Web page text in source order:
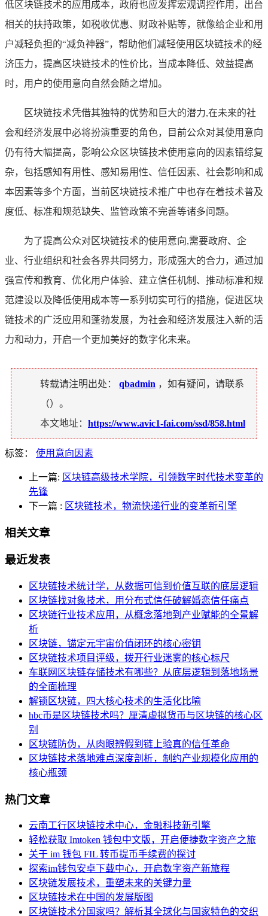
低区块链技术的应用成本，政府也应发挥宏观调控作用，出台
相关的扶持政策，如税收优惠、财政补贴等，就像给企业和用
户减轻负担的“减负神器”，帮助他们减轻使用区块链技术的经
济压力，提高区块链技术的性价比，当成本降低、效益提高
时，用户的使用意向自然会随之增加。
区块链技术凭借其独特的优势和巨大的潜力,在未来的社
会和经济发展中必将扮演重要的角色，目前公众对其使用意向
仍有待大幅提高，影响公众区块链技术使用意向的因素错综复
杂，包括感知有用性、感知易用性、信任因素、社会影响和成
本因素等多个方面，当前区块链技术推广中也存在着技术普及
度低、标准和规范缺失、监管政策不完善等诸多问题。
为了提高公众对区块链技术的使用意向,需要政府、企
业、行业组织和社会各界共同努力，形成强大的合力，通过加
强宣传和教育、优化用户体验、建立信任机制、推动标准和规
范建设以及降低使用成本等一系列切实可行的措施，促进区块
链技术的广泛应用和蓬勃发展，为社会和经济发展注入新的活
力和动力，开启一个更加美好的数字化未来。
转载请注明出处： qbadmin ，如有疑问，请联系
（）。
本文地址： https://www.avic1-fai.com/ssd/858.html
标签： 使用意向因素
上一篇: 区块链高级技术学院，引领数字时代技术变革的
先锋
下一篇 : 区块链技术，物流快递行业的变革新引擎
相关文章
最近发表
区块链技术统计学，从数据可信到价值互联的底层逻辑
区块链找对象技术，用分布式信任破解婚恋信任痛点
区块链行业技术应用，从概念落地到产业赋能的全景解
析
区块链，锚定元宇宙价值闭环的核心密钥
区块链技术项目评级，拨开行业迷雾的核心标尺
车联网区块链存储技术有哪些？从底层逻辑到落地场景
的全面梳理
解锁区块链，四大核心技术的生活化比喻
hbc币是区块链技术吗？厘清虚拟货币与区块链的核心区
别
区块链防伪，从肉眼辨假到链上验真的信任革命
区块链技术落地难点深度剖析，制约产业规模化应用的
核心瓶颈
热门文章
云南工行区块链技术中心，金融科技新引擎
轻松获取 Imtoken 钱包中文版，开启便捷数字资产之旅
关于 im 钱包 FIL 转币提币手续费的探讨
探索im钱包安卓下载中心，开启数字资产新旅程
区块链发展技术，重塑未来的关键力量
区块链技术在中国的发展版图
区块链技术分国家吗？解析其全球化与国家特色的交织